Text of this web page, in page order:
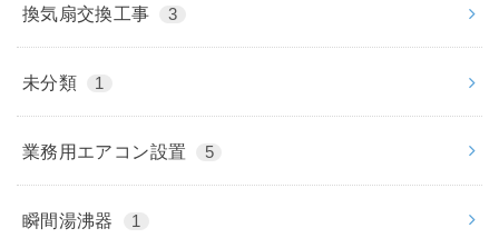
換気扇交換工事 3
未分類 1
業務用エアコン設置 5
瞬間湯沸器 1